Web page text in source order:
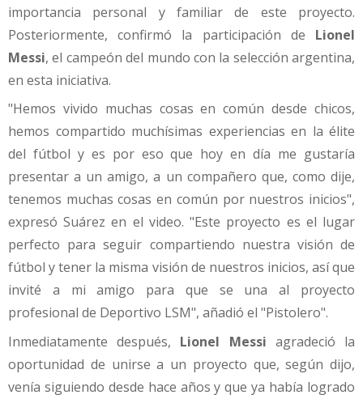
importancia personal y familiar de este proyecto.
Posteriormente, confirmó la participación de Lionel
Messi, el campeón del mundo con la selección argentina,
en esta iniciativa.
"Hemos vivido muchas cosas en común desde chicos,
hemos compartido muchísimas experiencias en la élite
del fútbol y es por eso que hoy en día me gustaría
presentar a un amigo, a un compañero que, como dije,
tenemos muchas cosas en común por nuestros inicios",
expresó Suárez en el video. "Este proyecto es el lugar
perfecto para seguir compartiendo nuestra visión de
fútbol y tener la misma visión de nuestros inicios, así que
invité a mi amigo para que se una al proyecto
profesional de Deportivo LSM", añadió el "Pistolero".
Inmediatamente después, Lionel Messi agradeció la
oportunidad de unirse a un proyecto que, según dijo,
venía siguiendo desde hace años y que ya había logrado